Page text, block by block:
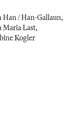
Han / Han-Gallaun,
Maria Last,
Kogler